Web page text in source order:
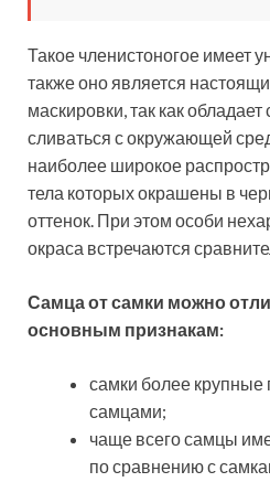
Такое членистоногое имеет
также оно является
маскировки, так как
сливаться с окружающей
наиболее широкое
тела которых окрашены в
оттенок. При этом особи
окраса встречаются
Самца от самки можно
основным признакам:
самки более крупные
самцами;
чаще всего самцы
по сравнению с